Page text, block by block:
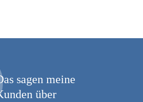
sagen meine
über